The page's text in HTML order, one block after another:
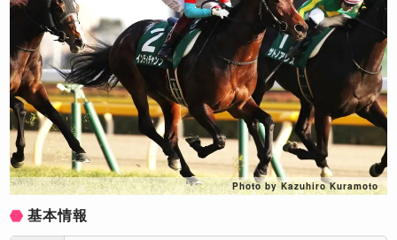
Photo by Kazuhiro Kuramoto
基本情報